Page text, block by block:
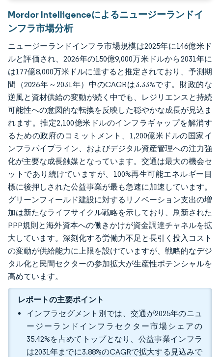
Mordor Intelligenceによるニュージーランドイ
ンフラ市場分析
ニュージーランドインフラ市場規模は2025年に146億米ド
ルと評価され、2026年の150億9,000万米ドルから2031年に
は177億8,000万米ドルに達すると推定されており、予測期
間（2026年～2031年）中のCAGRは3.33%です。財政的な
逆風と資材供給の変動が続く中でも、レジリエンスと持続
可能性への意図的な転換を反映した穏やかな成長が見込ま
れます。推定2,100億米ドルのインフラギャップを解消す
るための政府のコミットメント、1,200億米ドルの国家イ
ンフラパイプライン、およびデジタル資産管理への注力強
化が主要な成長触媒となっています。交通は最大の機会セ
ットであり続けていますが、100%再生可能エネルギー目
標に後押しされた公益事業が最も急速に加速しています。
グリーンフィールド建設に対するリノベーション支出の増
加は新たなライフサイクル戦略を示しており、刷新された
PPP規則と海外資本への働きかけが資金調達チャネルを拡
大しています。深刻化する労働力不足と長引く投入コスト
の変動が供給能力に上限を設けていますが、戦略的なデジ
タル化と民間セクターの参加拡大が生産性ポテンシャルを
高めています。
レポートの主要ポイント
インフラセグメント別では、交通が2025年のニュ
ージーランドインフラセクター市場シェアの
35.42%を占めてトップとなり、公益事業インフラ
は2031年までに3.88%のCAGRで拡大する見込みで